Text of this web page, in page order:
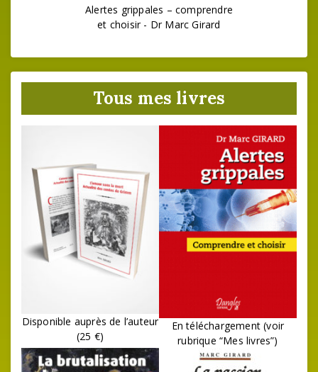
Alertes grippales – comprendre
et choisir - Dr Marc Girard
Tous mes livres
Disponible auprès de l’auteur
(25 €)
En téléchargement (voir
rubrique “Mes livres”)